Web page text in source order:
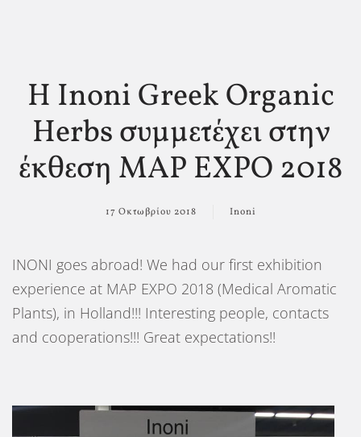
Η Inoni Greek Organic
Herbs συμμετέχει στην
έκθεση MAP EXPO 2018
17 Οκτωβρίου 2018 Inoni
INONI goes abroad! We had our first exhibition
experience at MAP EXPO 2018 (Medical Aromatic
Plants), in Holland!!! Interesting people, contacts
and cooperations!!! Great expectations!!